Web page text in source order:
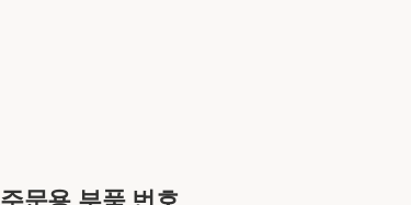
주문용 부품 번호